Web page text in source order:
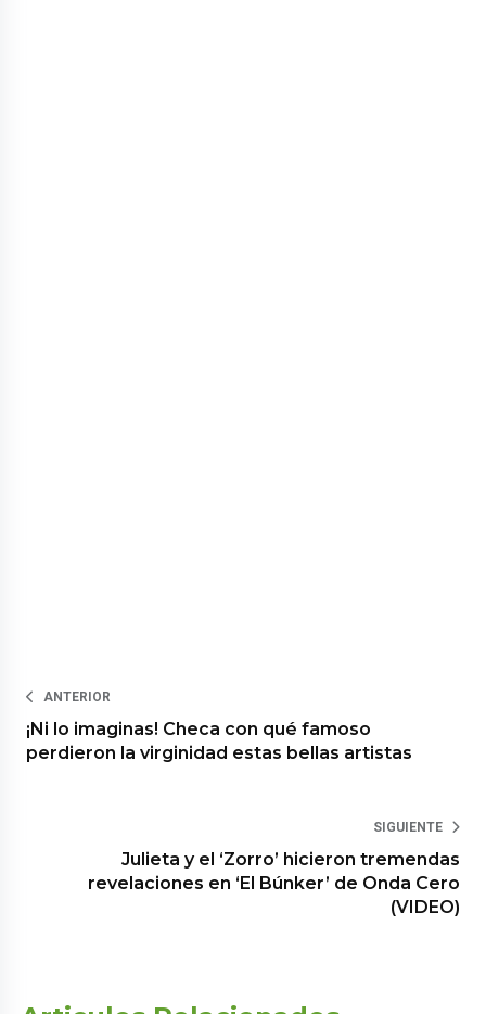
ANTERIOR
¡Ni lo imaginas! Checa con qué famoso
perdieron la virginidad estas bellas artistas
SIGUIENTE
Julieta y el ‘Zorro’ hicieron tremendas
revelaciones en ‘El Búnker’ de Onda Cero
(VIDEO)